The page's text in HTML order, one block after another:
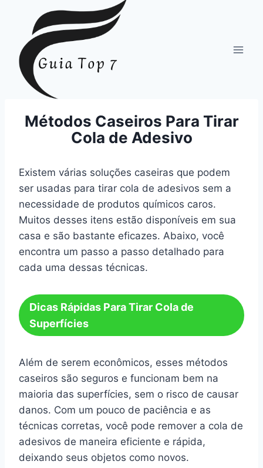
Conteúdo
Métodos Caseiros Para Tirar
Cola de Adesivo
Existem várias soluções caseiras que podem
ser usadas para tirar cola de adesivos sem a
necessidade de produtos químicos caros.
Muitos desses itens estão disponíveis em sua
casa e são bastante eficazes. Abaixo, você
encontra um passo a passo detalhado para
cada uma dessas técnicas.
Dicas Rápidas Para Tirar Cola de
Superfícies
Além de serem econômicos, esses métodos
caseiros são seguros e funcionam bem na
maioria das superfícies, sem o risco de causar
danos. Com um pouco de paciência e as
técnicas corretas, você pode remover a cola de
adesivos de maneira eficiente e rápida,
deixando seus objetos como novos.